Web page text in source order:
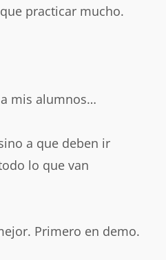
practicar mucho.
mis alumnos…
a que deben ir
lo que van
Primero en demo.